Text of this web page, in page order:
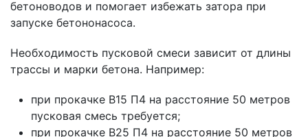
бетоноводов и помогает избежать затора при
запуске бетононасоса.
Необходимость пусковой смеси зависит от длины
трассы и марки бетона. Например:
при прокачке В15 П4 на расстояние 50 метров
пусковая смесь требуется;
при прокачке В25 П4 на расстояние 50 метров